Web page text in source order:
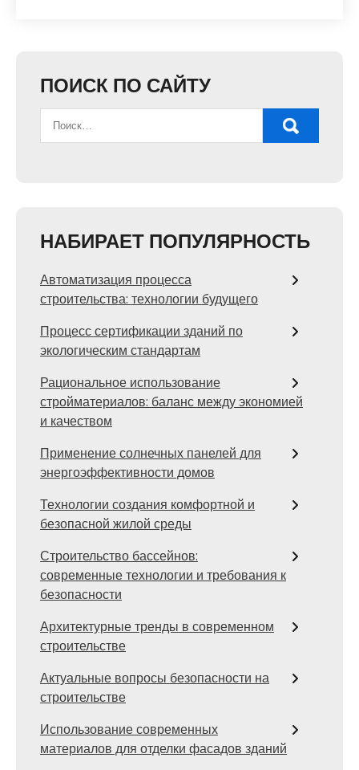
ПОИСК ПО САЙТУ
НАБИРАЕТ ПОПУЛЯРНОСТЬ
Автоматизация процесса
строительства: технологии будущего
Процесс сертификации зданий по
экологическим стандартам
Рациональное использование
стройматериалов: баланс между экономией
и качеством
Применение солнечных панелей для
энергоэффективности домов
Технологии создания комфортной и
безопасной жилой среды
Строительство бассейнов:
современные технологии и требования к
безопасности
Архитектурные тренды в современном
строительстве
Актуальные вопросы безопасности на
строительстве
Использование современных
материалов для отделки фасадов зданий